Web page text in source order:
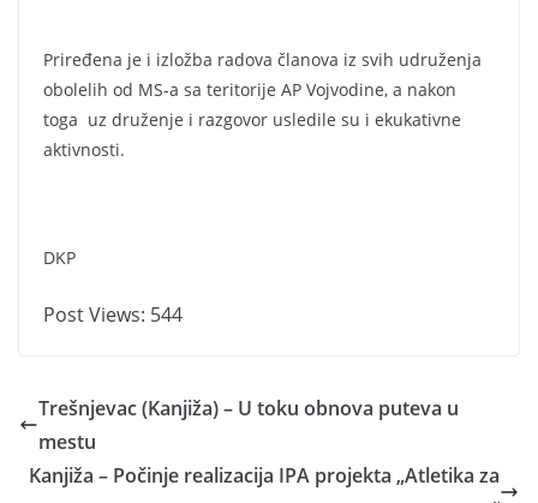
Priređena je i izložba radova članova iz svih udruženja
obolelih od MS-a sa teritorije AP Vojvodine, a nakon
toga uz druženje i razgovor usledile su i ekukativne
aktivnosti.
DKP
Post Views: 544
Trešnjevac (Kanjiža) – U toku obnova puteva u
mestu
Kanjiža – Počinje realizacija IPA projekta „Atletika za